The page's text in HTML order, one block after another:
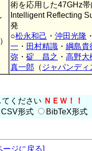
術を応用した47GHz
Intelligent Reflecting
発
○松永和己 ・ 沖田光隆
一 ・ 田村精識 ・ 綱島貴
弥 ・ 碇 昌之 ・ 高野大
真一郎 （ ジャパンディ
ください ＮＥＷ！！
CSV形式 BibTeX形式
ージに戻る]